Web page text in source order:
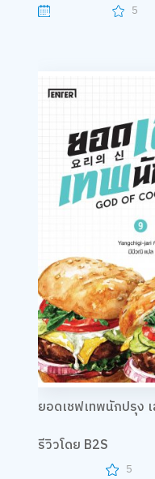
5
ยอดเชฟเทพนักปรุง
รีวิวโดย B2S
5